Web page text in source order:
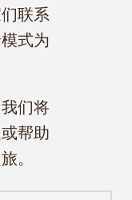
联系
式为
们将
帮助
。